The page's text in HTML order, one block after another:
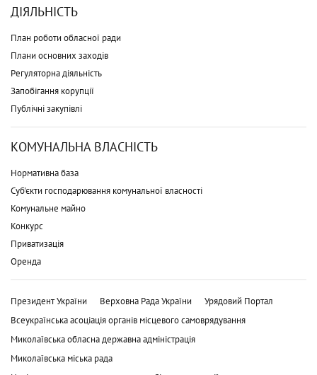
ДІЯЛЬНІСТЬ
План роботи обласної ради
Плани основних заходів
Регуляторна діяльність
Запобігання корупції
Публічні закупівлі
КОМУНАЛЬНА ВЛАСНІСТЬ
Нормативна база
Суб'єкти господарювання комунальної власності
Комунальне майно
Конкурс
Приватизація
Оренда
Президент України Верховна Рада України
Урядовий Портал
Всеукраїнська асоціація органів місцевого самоврядування
Миколаївська обласна державна адміністрація
Миколаївська міська рада